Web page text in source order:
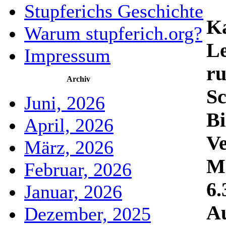
Stupferichs Geschichte
Warum stupferich.org?
Impressum
Archiv
Juni, 2026
April, 2026
März, 2026
Februar, 2026
Januar, 2026
Dezember, 2025